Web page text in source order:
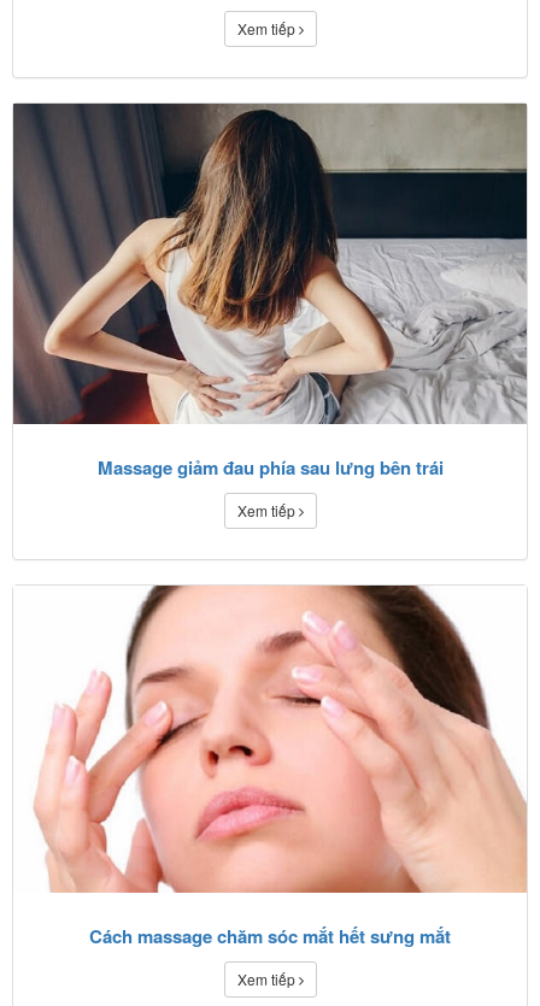
Xem tiếp
Massage giảm đau phía sau lưng bên trái
Xem tiếp
Cách massage chăm sóc mắt hết sưng mắt
Xem tiếp